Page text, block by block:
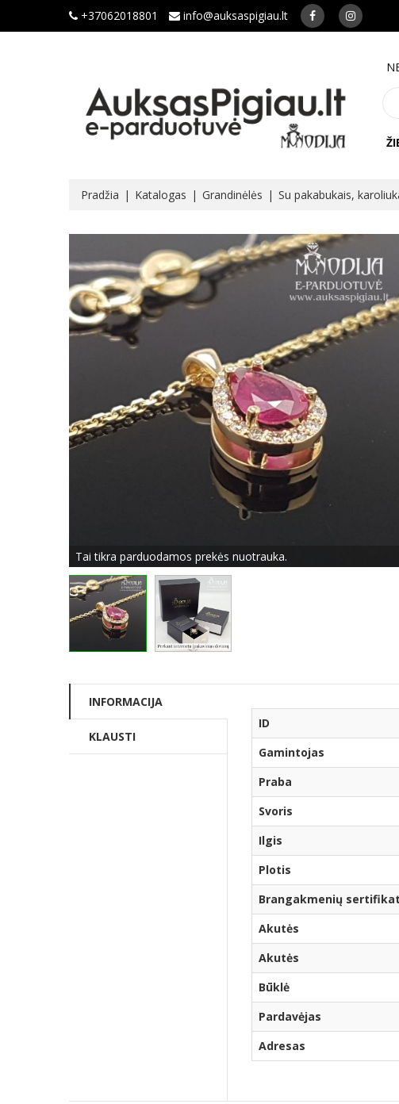
+37062018801 info@auksaspigiau.lt
Pradžia Katalogas Grandinėlės Su pakabukais,
Tai tikra parduodamos prekės nuotrauka.
INFORMACIJA
KLAUSTI
ID
Gamintojas
Praba
Svoris
Ilgis
Plotis
Brangakmenių
Akutės
Akutės
Būklė
Pardavėjas
Adresas